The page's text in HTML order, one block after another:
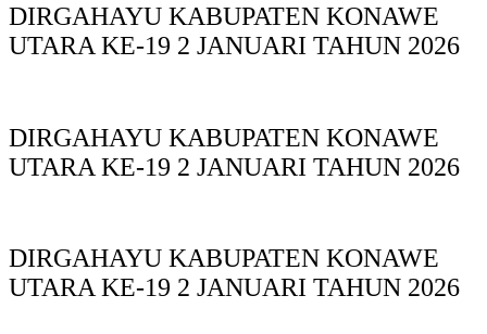
DIRGAHAYU KABUPATEN KONAWE
UTARA KE-19 2 JANUARI TAHUN 2026
DIRGAHAYU KABUPATEN KONAWE
UTARA KE-19 2 JANUARI TAHUN 2026
DIRGAHAYU KABUPATEN KONAWE
UTARA KE-19 2 JANUARI TAHUN 2026